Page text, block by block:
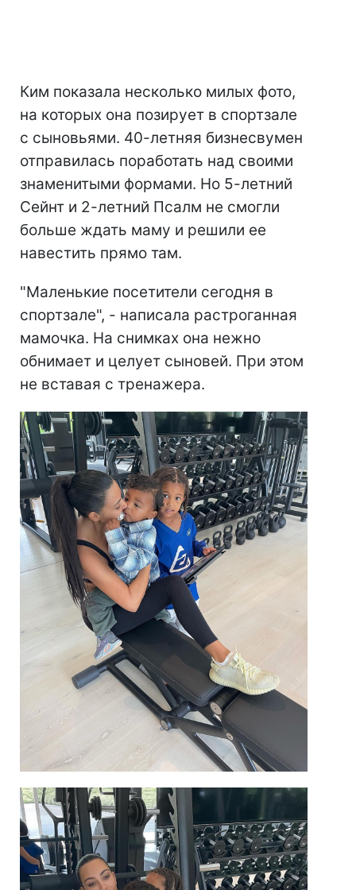
Ким показала несколько милых фото,
на которых она позирует в спортзале
с сыновьями. 40-летняя бизнесвумен
отправилась поработать над своими
знаменитыми формами. Но 5-летний
Сейнт и 2-летний Псалм не смогли
больше ждать маму и решили ее
навестить прямо там.
"Маленькие посетители сегодня в
спортзале", - написала растроганная
мамочка. На снимках она нежно
обнимает и целует сыновей. При этом
не вставая с тренажера.